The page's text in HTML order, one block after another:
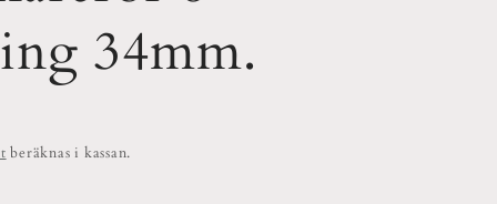
34mm.
beräknas i kassan.